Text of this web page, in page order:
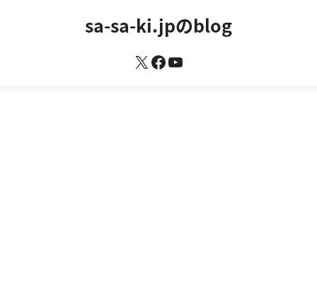
sa-sa-ki.jpのblog
X Facebook
YouTube